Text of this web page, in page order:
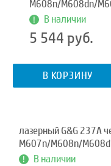
M608n/M608dn/
В наличии
5 544 руб.
В КОРЗИНУ
лазерный G&G 237A
M607n/M608n/
В наличии